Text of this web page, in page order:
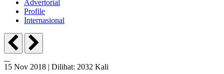
Advertorial
Profile
Internasional
15 Nov 2018 | Dilihat: 2032 Kali